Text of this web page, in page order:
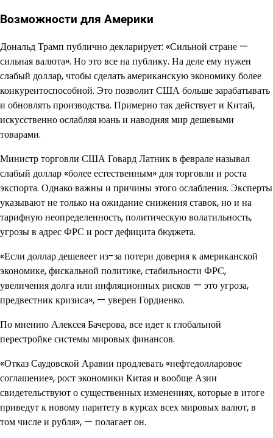
Возможности для Америки
Дональд Трамп публично декларирует: «Сильной стране —
сильная валюта». Но это все на публику. На деле ему нужен
слабый доллар, чтобы сделать американскую экономику более
конкурентоспособной. Это позволит США больше зарабатывать
и обновлять производства. Примерно так действует и Китай,
искусственно ослабляя юань и наводняя мир дешевыми
товарами.
Министр торговли США Говард Латник в феврале называл
слабый доллар «более естественным» для торговли и роста
экспорта. Однако важны и причины этого ослабления. Эксперты
указывают не только на ожидание снижения ставок, но и на
тарифную неопределенность, политическую волатильность,
угрозы в адрес ФРС и рост дефицита бюджета.
«Если доллар дешевеет из-за потери доверия к американской
экономике, фискальной политике, стабильности ФРС,
увеличения долга или инфляционных рисков — это угроза,
предвестник кризиса», — уверен Гордиенко.
По мнению Алексея Бачерова, все идет к глобальной
перестройке системы мировых финансов.
«Отказ Саудовской Аравии продлевать «нефтедолларовое
соглашение», рост экономики Китая и вообще Азии
свидетельствуют о существенных изменениях, которые в итоге
приведут к новому паритету в курсах всех мировых валют, в
том числе и рубля», — полагает он.